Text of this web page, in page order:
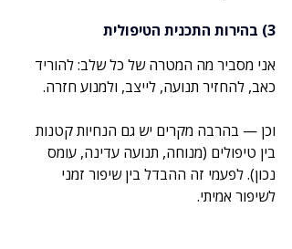
3) בהירות התכנית הטיפולית
אני מסביר מה המטרה של כל שלב: להוריד
כאב, להחזיר תנועה, לייצב, ולמנוע חזרה.
וכן — בהרבה מקרים יש גם הנחיות קטנות
בין טיפולים (מנוחה, תנועה עדינה, עומס
נכון). לפעמי זה ההבדל בין שיפור זמני
לשיפור אמיתי.